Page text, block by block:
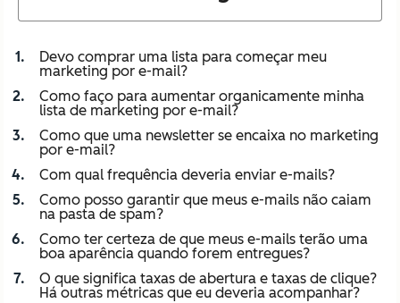
Devo comprar uma lista para começar meu
marketing por e-mail?
Como faço para aumentar organicamente minha
lista de marketing por e-mail?
Como que uma newsletter se encaixa no marketing
por e-mail?
Com qual frequência deveria enviar e-mails?
Como posso garantir que meus e-mails não caiam
na pasta de spam?
Como ter certeza de que meus e-mails terão uma
boa aparência quando forem entregues?
O que significa taxas de abertura e taxas de clique?
Há outras métricas que eu deveria acompanhar?